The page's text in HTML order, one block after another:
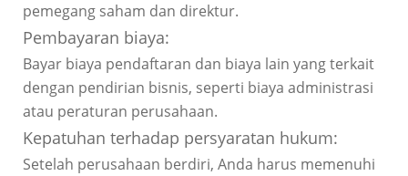
pemegang saham dan direktur.
Pembayaran biaya:
Bayar biaya pendaftaran dan biaya lain yang terkait
dengan pendirian bisnis, seperti biaya administrasi
atau peraturan perusahaan.
Kepatuhan terhadap persyaratan hukum:
Setelah perusahaan berdiri, Anda harus memenuhi